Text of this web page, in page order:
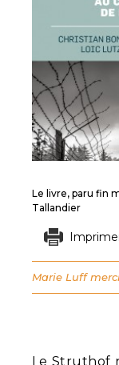
Le Struthof
Le livre, paru fin
Tallandier
Marie Luff